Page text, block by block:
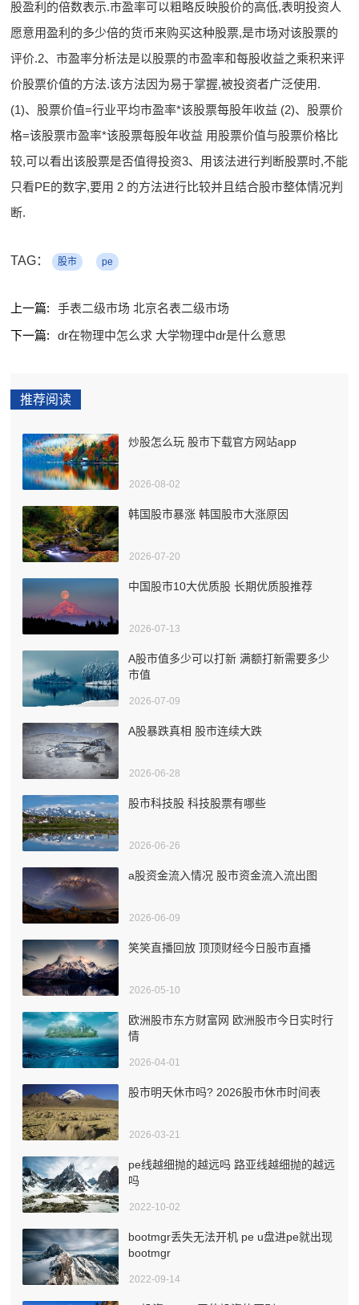
股盈利的倍数表示.市盈率可以粗略反映股价的高低,表明投资人
愿意用盈利的多少倍的货币来购买这种股票,是市场对该股票的
评价.2、市盈率分析法是以股票的市盈率和每股收益之乘积来评
价股票价值的方法.该方法因为易于掌握,被投资者广泛使用.
(1)、股票价值=行业平均市盈率*该股票每股年收益 (2)、股票价
格=该股票市盈率*该股票每股年收益 用股票价值与股票价格比
较,可以看出该股票是否值得投资3、用该法进行判断股票时,不能
只看PE的数字,要用 2 的方法进行比较并且结合股市整体情况判
断.
TAG： 股市 pe
上一篇:
手表二级市场 北京名表二级市场
下一篇:
dr在物理中怎么求 大学物理中dr是什么意思
推荐阅读
炒股怎么玩 股市下载官方网站app
2026-08-02
韩国股市暴涨 韩国股市大涨原因
2026-07-20
中国股市10大优质股 长期优质股推荐
2026-07-13
A股市值多少可以打新 满额打新需要多少
市值
2026-07-09
A股暴跌真相 股市连续大跌
2026-06-28
股市科技股 科技股票有哪些
2026-06-26
a股资金流入情况 股市资金流入流出图
2026-06-09
笑笑直播回放 顶顶财经今日股市直播
2026-05-10
欧洲股市东方财富网 欧洲股市今日实时行
情
2026-04-01
股市明天休市吗? 2026股市休市时间表
2026-03-21
pe线越细抛的越远吗 路亚线越细抛的越远
吗
2022-10-02
bootmgr丢失无法开机 pe u盘进pe就出现
bootmgr
2022-09-14